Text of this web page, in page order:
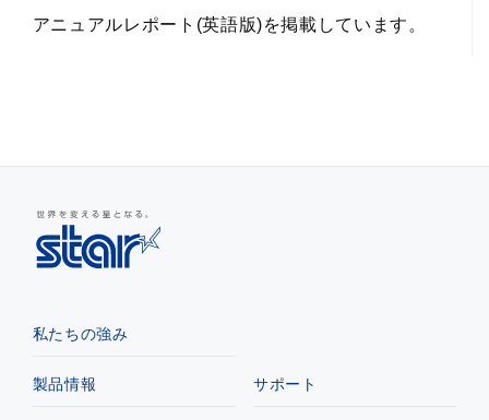
アニュアルレポート(英語版)を掲載しています。
私たちの強み
製品情報 サポート